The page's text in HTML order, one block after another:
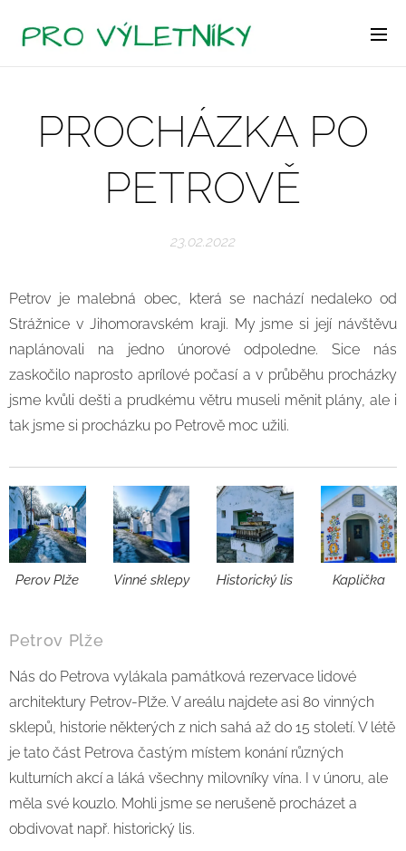
PROCHÁZKA PO
PETROVĚ
23.02.2022
Petrov je malebná obec, která se nachází nedaleko od
Strážnice v Jihomoravském kraji. My jsme si její návštěvu
naplánovali na jedno únorové odpoledne. Sice nás
zaskočilo naprosto aprílové počasí a v průběhu procházky
jsme kvůli dešti a prudkému větru museli měnit plány, ale i
tak jsme si procházku po Petrově moc užili.
Perov Plže Vinné sklepy Historický lis Kaplička
Petrov Plže
Nás do Petrova vylákala památková rezervace lidové
architektury Petrov-Plže. V areálu najdete asi 80 vinných
sklepů, historie některých z nich sahá až do 15 století. V létě
je tato část Petrova častým místem konání různých
kulturních akcí a láká všechny milovníky vína. I v únoru, ale
měla své kouzlo. Mohli jsme se nerušeně procházet a
obdivovat např. historický lis.